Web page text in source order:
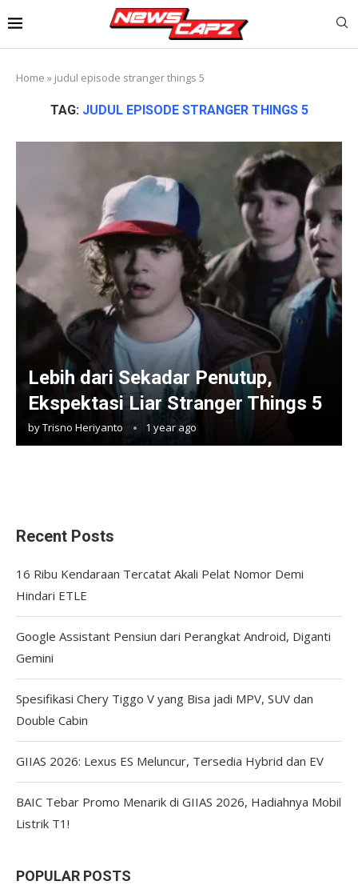
Home » judul episode stranger things 5
TAG: JUDUL EPISODE STRANGER THINGS 5
Lebih dari Sekadar Penutup,
Ekspektasi Liar Stranger Things 5
byTrisno Heriyanto 1 year ago
Recent Posts
16 Ribu Kendaraan Tercatat Akali Pelat Nomor Demi
Hindari ETLE
Google Assistant Pensiun dari Perangkat Android, Diganti
Gemini
Spesifikasi Chery Tiggo V yang Bisa jadi MPV, SUV dan
Double Cabin
GIIAS 2026: Lexus ES Meluncur, Tersedia Hybrid dan EV
BAIC Tebar Promo Menarik di GIIAS 2026, Hadiahnya Mobil
Listrik T1!
POPULAR POSTS